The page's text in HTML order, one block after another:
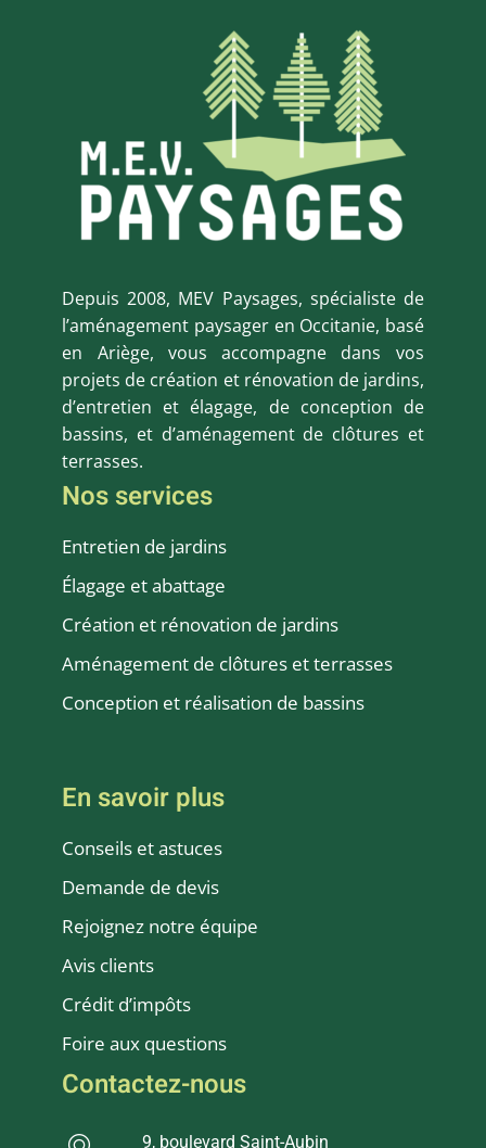
Depuis 2008, MEV Paysages, spécialiste de
l’aménagement paysager en Occitanie, basé
en Ariège, vous accompagne dans vos
projets de création et rénovation de jardins,
d’entretien et élagage, de conception de
bassins, et d’aménagement de clôtures et
terrasses.
Nos services
Entretien de jardins
Élagage et abattage
Création et rénovation de jardins
Aménagement de clôtures et terrasses
Conception et réalisation de bassins
En savoir plus
Conseils et astuces
Demande de devis
Rejoignez notre équipe
Avis clients
Crédit d’impôts
Foire aux questions
Contactez-nous
9, boulevard Saint-Aubin